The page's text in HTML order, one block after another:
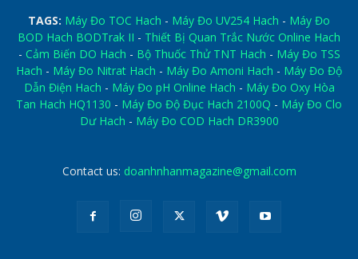
TAGS: Máy Đo TOC Hach - Máy Đo UV254 Hach - Máy Đo
BOD Hach BODTrak II - Thiết Bị Quan Trắc Nước Online Hach
- Cảm Biến DO Hach - Bộ Thuốc Thử TNT Hach - Máy Đo TSS
Hach - Máy Đo Nitrat Hach - Máy Đo Amoni Hach - Máy Đo Độ
Dẫn Điện Hach - Máy Đo pH Online Hach - Máy Đo Oxy Hòa
Tan Hach HQ1130 - Máy Đo Độ Đục Hach 2100Q - Máy Đo Clo
Dư Hach - Máy Đo COD Hach DR3900
Contact us: doanhnhanmagazine@gmail.com